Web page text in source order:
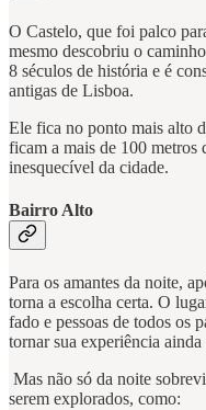
O Castelo, que foi palco
mesmo descobriu o
8 séculos de história e é
antigas de Lisboa.
Ele fica no ponto mais alto
ficam a mais de 100 metros
inesquecível da cidade.
Bairro Alto
Para os amantes da noite,
torna a escolha certa. O
fado e pessoas de todos os
tornar sua experiência
Mas não só da noite
serem explorados, como: